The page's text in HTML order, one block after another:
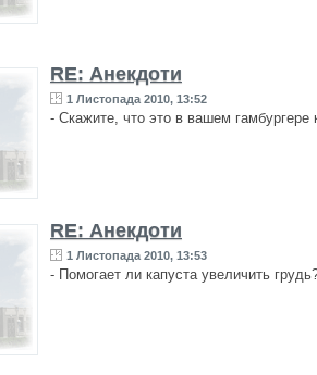
RE: Анекдоти
1 Листопада 2010, 13:52
- Скажите, что это в вашем
RE: Анекдоти
1 Листопада 2010, 13:53
- Помогает ли капуста увеличить